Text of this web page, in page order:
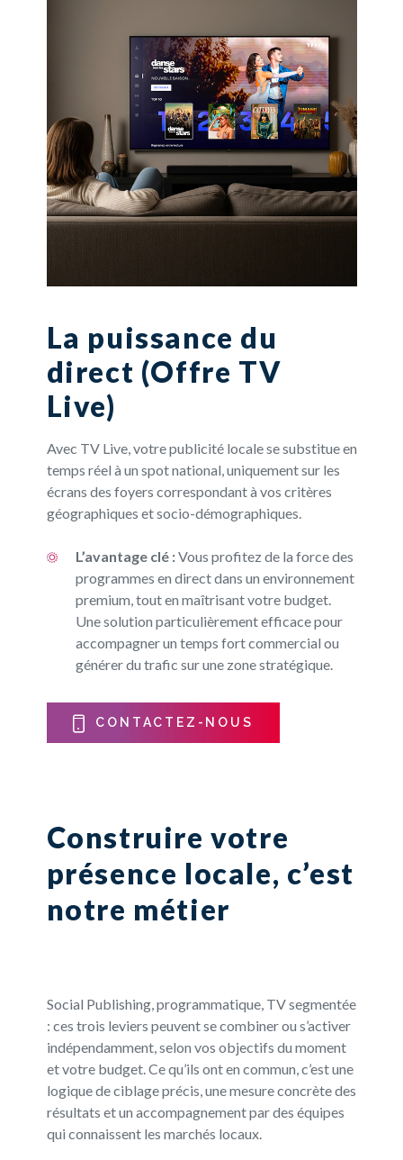
La puissance du
direct (Offre TV
Live)
Avec TV Live, votre publicité locale se substitue en
temps réel à un spot national, uniquement sur les
écrans des foyers correspondant à vos critères
géographiques et socio-démographiques.
L’avantage clé :Vous profitez de la force des
programmes en direct dans un environnement
premium, tout en maîtrisant votre budget.
Une solution particulièrement efficace pour
accompagner un temps fort commercial ou
générer du trafic sur une zone stratégique.
CONTACTEZ-NOUS
Construire votre
présence locale, c’est
notre métier
Social Publishing, programmatique, TV segmentée
: ces trois leviers peuvent se combiner ou s’activer
indépendamment, selon vos objectifs du moment
et votre budget. Ce qu’ils ont en commun, c’est une
logique de ciblage précis, une mesure concrète des
résultats et un accompagnement par des équipes
qui connaissent les marchés locaux.